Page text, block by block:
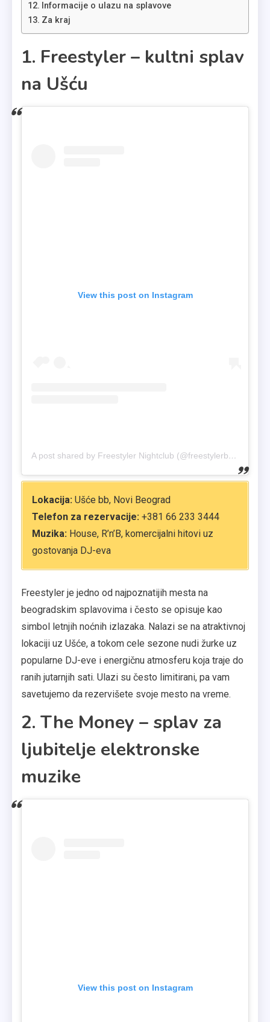
Informacije o ulazu na splavove
Za kraj
1. Freestyler – kultni splav
na Ušću
View this post on Instagram
A post shared by Freestyler Nightclub (@freestylerbelgrade_official)
Lokacija: Ušće bb, Novi Beograd
Telefon za rezervacije: +381 66 233 3444
Muzika: House, R’n’B, komercijalni hitovi uz
gostovanja DJ-eva
Freestyler je jedno od najpoznatijih mesta na
beogradskim splavovima i često se opisuje kao
simbol letnjih noćnih izlazaka. Nalazi se na atraktivnoj
lokaciji uz Ušće, a tokom cele sezone nudi žurke uz
popularne DJ-eve i energičnu atmosferu koja traje do
ranih jutarnjih sati. Ulazi su često limitirani, pa vam
savetujemo da rezervišete svoje mesto na vreme.
2. The Money – splav za
ljubitelje elektronske
muzike
View this post on Instagram